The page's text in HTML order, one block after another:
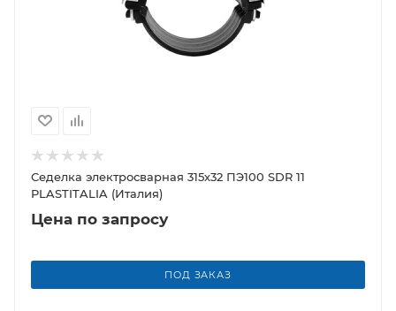
Седелка электросварная 315х32 ПЭ100 SDR 11
PLASTITALIA (Италия)
Цена по запросу
ПОД ЗАКАЗ